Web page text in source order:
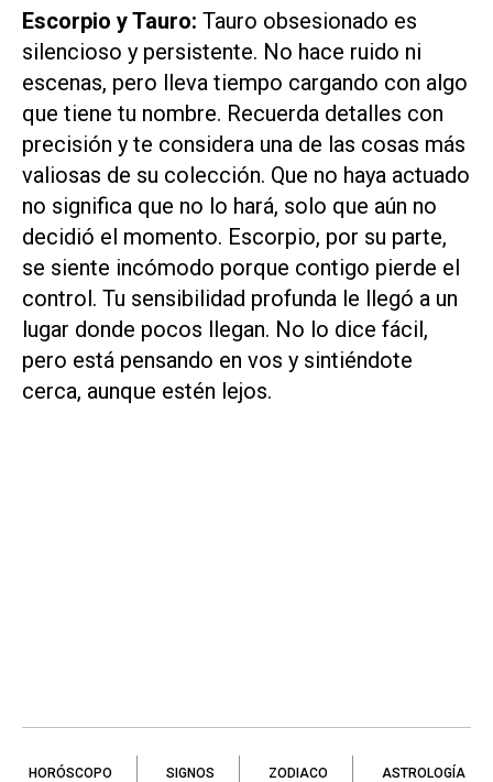
Escorpio y Tauro: Tauro obsesionado es
silencioso y persistente. No hace ruido ni
escenas, pero lleva tiempo cargando con algo
que tiene tu nombre. Recuerda detalles con
precisión y te considera una de las cosas más
valiosas de su colección. Que no haya actuado
no significa que no lo hará, solo que aún no
decidió el momento. Escorpio, por su parte,
se siente incómodo porque contigo pierde el
control. Tu sensibilidad profunda le llegó a un
lugar donde pocos llegan. No lo dice fácil,
pero está pensando en vos y sintiéndote
cerca, aunque estén lejos.
HORÓSCOPO SIGNOS ZODIACO ASTROLOGÍA